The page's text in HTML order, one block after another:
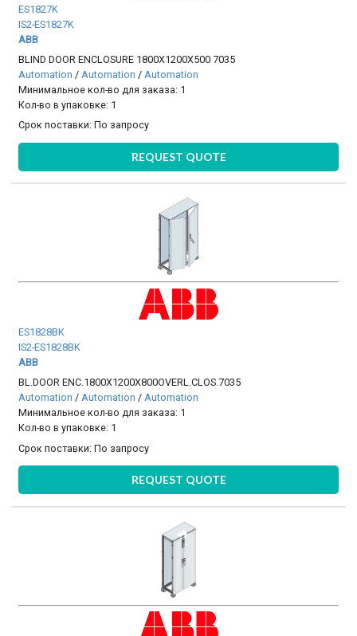
ES1827K
IS2-ES1827K
ABB
BLIND DOOR ENCLOSURE 1800X1200X500 7035
Automation / Automation / Automation
Минимальное кол-во для заказа: 1
Кол-во в упаковке: 1
Срок поставки:По запросу
REQUEST QUOTE
ES1828BK
IS2-ES1828BK
ABB
BL.DOOR ENC.1800X1200X800OVERL.CLOS.7035
Automation /Automation /Automation
Минимальное кол-во для заказа: 1
Кол-во в упаковке: 1
Срок поставки:По запросу
REQUEST QUOTE